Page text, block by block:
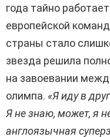
года тайно
европейской
страны стало
звезда решила
на завоевании
олимпа. «Я иду в
Я не знаю, может, я
англоязычная